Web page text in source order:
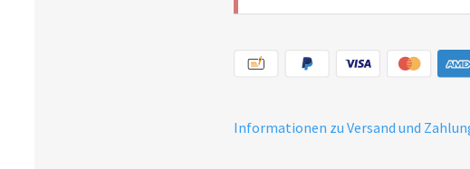
Informationen zu Versand und